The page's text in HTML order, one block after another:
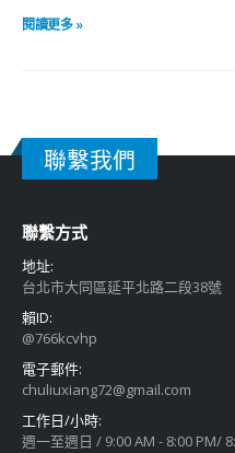
閱讀更多 »
聯繫我們
聯繫方式
地址:
台北市大同區延平北路二段38號
賴ID:
@766kcvhp
電子郵件:
chuliuxiang72@gmail.com
工作日/小時:
週一至週日 / 9:00 AM - 8:00 PM/